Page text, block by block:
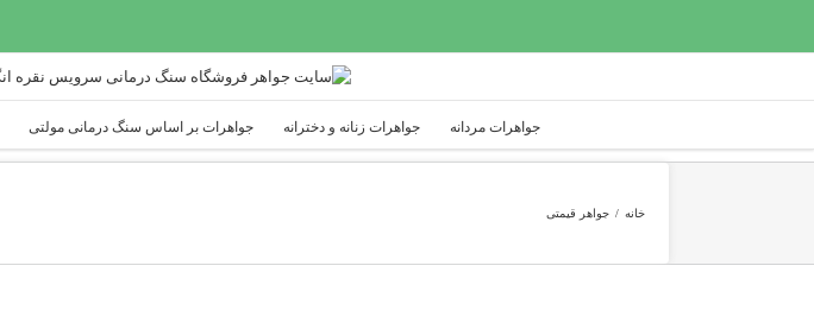
content
جواهرات مردانه جواهرات زنانه و دخترانه جواهرات بر اساس سنگ درمانی مولتی
خانه / جواهر قیمتی